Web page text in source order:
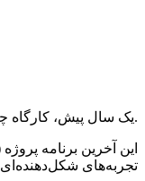
یک سال پیش، کارگاه چند زبانه تاریخ شروع به جستجوی سرنخ ها در شهر هاله زاله کرد.
این آخرین برنامه
تجربه‌های شکل‌دهنده‌ای